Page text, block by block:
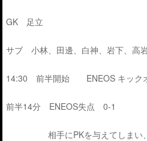
GK 足立
サブ 小林、田邊、白神、岩下、高
14:30 前半開始 ENEOS キック
前半14分 ENEOS失点 0-1
相手にPKを与えてしまい